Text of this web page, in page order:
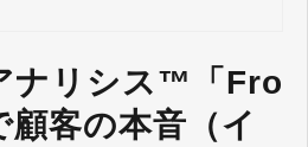
ナリシス™「Fro
客の本音（イ